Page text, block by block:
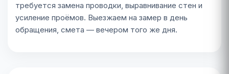
требуется замена проводки, выравнивание стен и
усиление проёмов. Выезжаем на замер в день
обращения, смета — вечером того же дня.